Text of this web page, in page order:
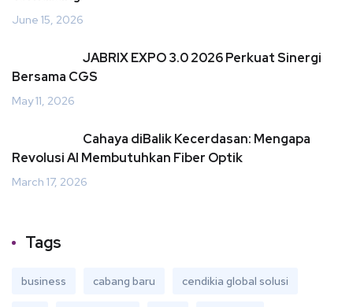
June 15, 2026
JABRIX EXPO 3.0 2026 Perkuat Sinergi
Bersama CGS
May 11, 2026
Cahaya diBalik Kecerdasan: Mengapa
Revolusi AI Membutuhkan Fiber Optik
March 17, 2026
Tags
business cabang baru cendikia global solusi